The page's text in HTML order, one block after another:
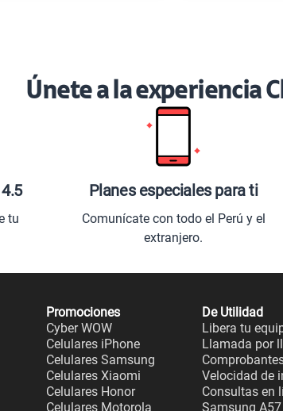
Únete a la experiencia
tu
Planes especiales para ti
Comunícate con todo el Perú y el
extranjero.
Promociones
Cyber WOW
Celulares iPhone
Celulares Samsung
Celulares Xiaomi
Celulares Honor
Celulares Motorola
De Utilidad
Libera tu
Llamada por
Velocidad de
Consultas en
Samsung A57